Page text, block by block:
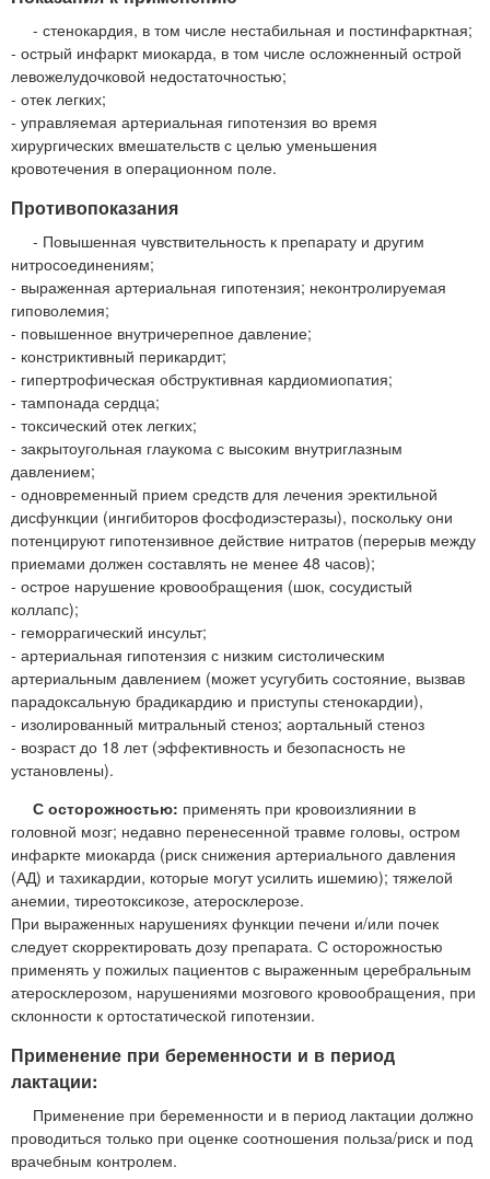
- стенокардия, в том числе нестабильная и постинфарктная;
- острый инфаркт миокарда, в том числе осложненный острой
левожелудочковой недостаточностью;
- отек легких;
- управляемая артериальная гипотензия во время
хирургических вмешательств с целью уменьшения
кровотечения в операционном поле.
Противопоказания
- Повышенная чувствительность к препарату и другим
нитросоединениям;
- выраженная артериальная гипотензия; неконтролируемая
гиповолемия;
- повышенное внутричерепное давление;
- констриктивный перикардит;
- гипертрофическая обструктивная кардиомиопатия;
- тампонада сердца;
- токсический отек легких;
- закрытоугольная глаукома с высоким внутриглазным
давлением;
- одновременный прием средств для лечения эректильной
дисфункции (ингибиторов фосфодиэстеразы), поскольку они
потенцируют гипотензивное действие нитратов (перерыв между
приемами должен составлять не менее 48 часов);
- острое нарушение кровообращения (шок, сосудистый
коллапс);
- геморрагический инсульт;
- артериальная гипотензия с низким систолическим
артериальным давлением (может усугубить состояние, вызвав
парадоксальную брадикардию и приступы стенокардии),
- изолированный митральный стеноз; аортальный стеноз
- возраст до 18 лет (эффективность и безопасность не
установлены).
С осторожностью: применять при кровоизлиянии в
головной мозг; недавно перенесенной травме головы, остром
инфаркте миокарда (риск снижения артериального давления
(АД) и тахикардии, которые могут усилить ишемию); тяжелой
анемии, тиреотоксикозе, атеросклерозе.
При выраженных нарушениях функции печени и/или почек
следует скорректировать дозу препарата. С осторожностью
применять у пожилых пациентов с выраженным церебральным
атеросклерозом, нарушениями мозгового кровообращения, при
склонности к ортостатической гипотензии.
Применение при беременности и в период
лактации:
Применение при беременности и в период лактации должно
проводиться только при оценке соотношения польза/риск и под
врачебным контролем.